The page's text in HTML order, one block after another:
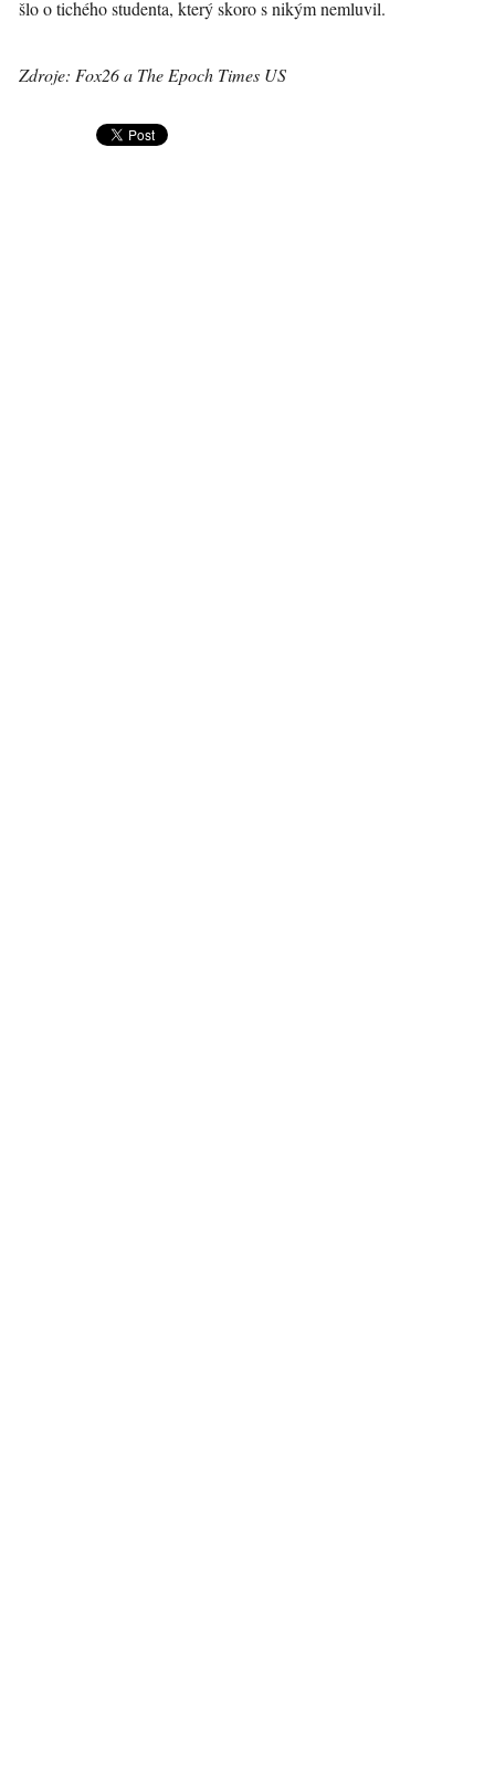
šlo o tichého studenta, který skoro s nikým nemluvil.
Zdroje: Fox26 a The Epoch Times US